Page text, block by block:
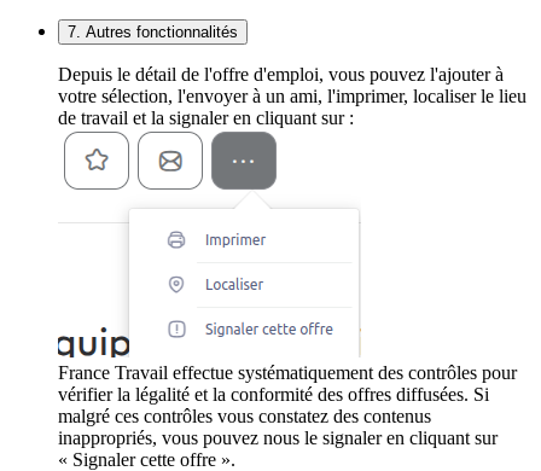
7. Autres fonctionnalités
Depuis le détail de l'offre d'emploi, vous pouvez l'ajouter à
votre sélection, l'envoyer à un ami, l'imprimer, localiser le lieu
de travail et la signaler en cliquant sur :
France Travail effectue systématiquement des contrôles pour
vérifier la légalité et la conformité des offres diffusées. Si
malgré ces contrôles vous constatez des contenus
inappropriés, vous pouvez nous le signaler en cliquant sur
« Signaler cette offre ».